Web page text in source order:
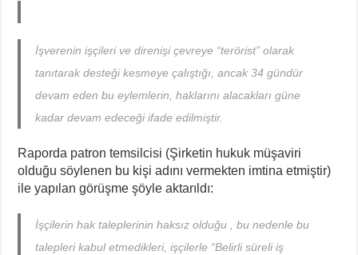
İşverenin işçileri ve direnişi çevreye “terörist” olarak
tanıtarak desteği kesmeye çalıştığı, ancak 34 gündür
devam eden bu eylemlerin, haklarını alacakları güne
kadar devam edeceği ifade edilmiştir.
Raporda patron temsilcisi (Şirketin hukuk müşaviri
olduğu söylenen bu kişi adını vermekten imtina etmiştir)
ile yapılan görüşme şöyle aktarıldı:
İşçilerin hak taleplerinin haksız olduğu , bu nedenle bu
talepleri kabul etmedikleri, işçilerle “Belirli süreli iş